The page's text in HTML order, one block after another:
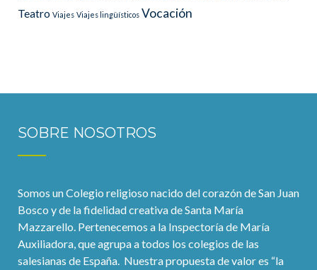
Teatro Viajes Viajes lingüísticos Vocación
SOBRE NOSOTROS
Somos un Colegio religioso nacido del corazón de San Juan
Bosco y de la fidelidad creativa de Santa María
Mazzarello. Pertenecemos a la Inspectoría de María
Auxiliadora, que agrupa a todos los colegios de las
salesianas de España. Nuestra propuesta de valor es “la